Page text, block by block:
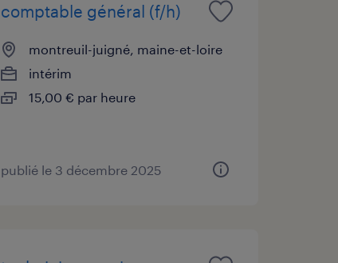
comptable général (f/h)
montreuil-juigné, maine-et-loire
intérim
15,00 € par heure
publié le 3 décembre 2025